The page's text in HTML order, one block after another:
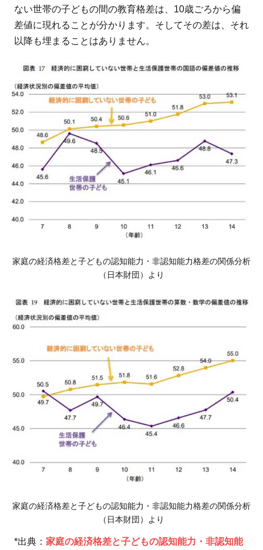
コロ
ナウ
イル
影響
1.4.2.1
関連記事
2
日
ど
も
め
行
わ
れ
い
教
2.1
2.2
者支
ない世帯の子どもの間の教育格差は、10歳ごろから偏
差値に現れることが分かります。そしてその差は、それ
以降も埋まることはありません。
家庭の経済格差と子どもの認知能力・非認知能力格差の関係分析
（日本財団）より
家庭の経済格差と子どもの認知能力・非認知能力格差の関係分析
（日本財団）より
*出典： 家庭の経済格差と子どもの認知能力・非認知能